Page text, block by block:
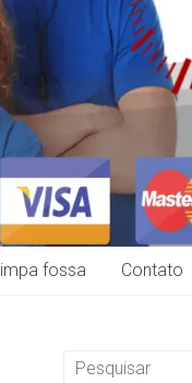
limpa fossa Contato